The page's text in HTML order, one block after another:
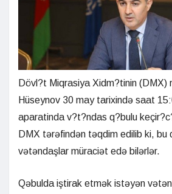
Dövl?t Miqrasiya Xidm?tinin (DMX)
Hüseynov 30 may tarixində saat
aparatinda v?t?ndas q?bulu
DMX tərəfindən təqdim edilib ki, bu
vətəndaşlar müraciət edə bilərlər.
Qəbulda iştirak etmək istəyən